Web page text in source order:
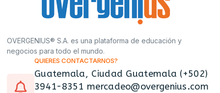
OVERGENIUS® S.A. es una plataforma de educación y
negocios para todo el mundo.
QUIERES CONTACTARNOS?
Guatemala, Ciudad Guatemala (+502)
3941-8351 mercadeo@overgenius.com